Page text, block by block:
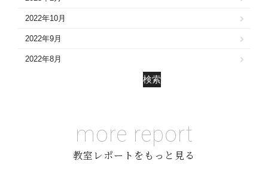
2022年10月
2022年9月
2022年8月
検索
more report
教室レポートをもっと見る